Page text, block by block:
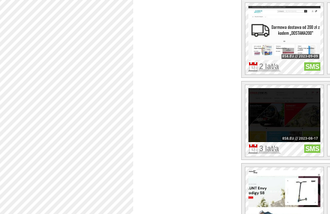
2 lat/a SMS
3 lat/a SMS